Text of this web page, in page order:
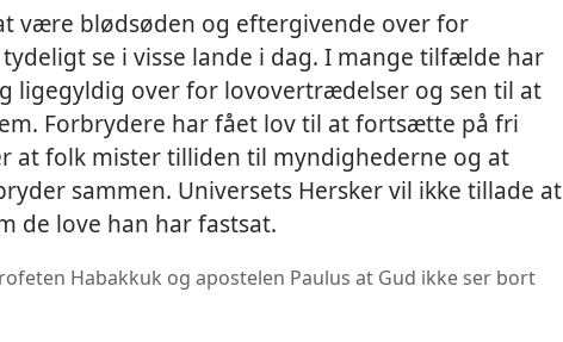
være blødsøden og eftergivende over for
se i visse lande i dag. I mange tilfælde har
ligegyldig over for lovovertrædelser og sen til at
Forbrydere har fået lov til at fortsætte på fri
at folk mister tilliden til myndighederne og at
sammen. Universets Hersker vil ikke tillade at
de love han har fastsat.
Habakkuk og apostelen Paulus at Gud ikke ser bort